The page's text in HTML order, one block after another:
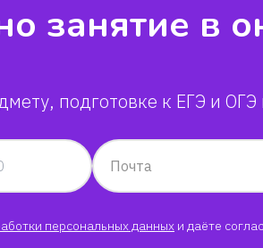
занятие в
подготовке к ЕГЭ и
Почта
персональных данных и даёте